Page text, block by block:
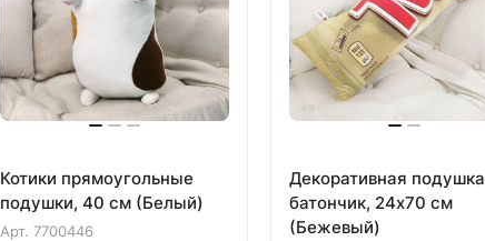
Котики прямоугольные
подушки, 40 см (Белый)
Арт. 7700446
Декоративная подушка
батончик, 24х70 см
(Бежевый)